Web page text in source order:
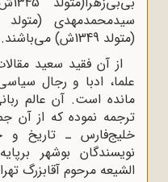
(متولد 1349ش) می‌باشند.
از آن فقید سعید
علما، ادبا و رجال
مانده است. آن عالم
ترجمه نموده که از آن
خلیج‌فارس ـ تاریخ و
نویسندگان بوشهر
الشیعه مرحوم آقابزرگ